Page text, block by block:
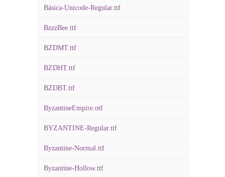
Básica-Unicode-Regular.ttf
BzzzBee.ttf
BZDMT.ttf
BZDHT.ttf
BZDBT.ttf
ByzantineEmpire.otf
BYZANTINE-Regular.ttf
Byzantine-Normal.ttf
Byzantine-Hollow.ttf